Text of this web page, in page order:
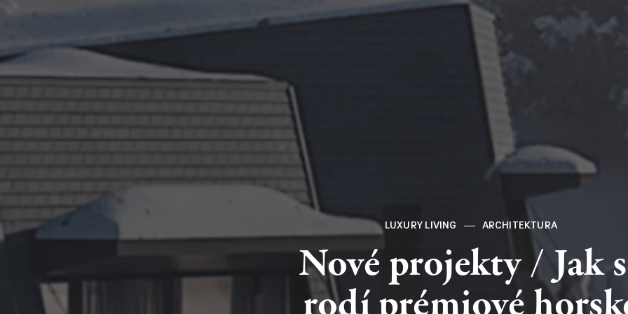
LUXURY LIVING ARCHITEKTURA
Novéprojekty/Jak